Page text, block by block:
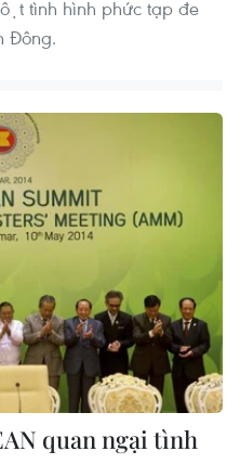
tình hình phức tạp đe
Đông.
quan ngại tình